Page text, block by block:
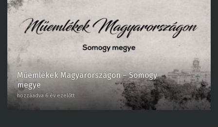
Műemlékek Magyarországon – Somogy
megye
hozzáadva 6 év ezelőtt